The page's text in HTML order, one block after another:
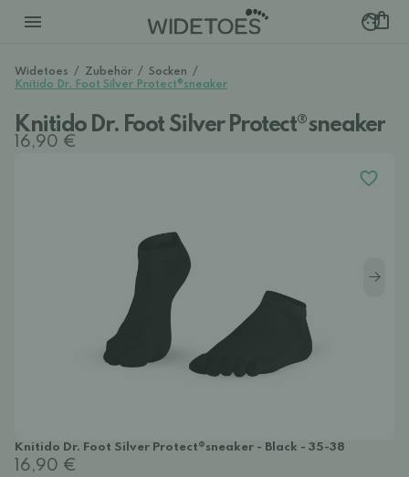
Widetoes / Zubehör / Socken /
Knitido Dr. Foot Silver Protect®sneaker
Knitido Dr. Foot Silver Protect®sneaker
16,90 €
Knitido Dr. Foot Silver Protect®sneaker - Black - 35-38
16,90 €